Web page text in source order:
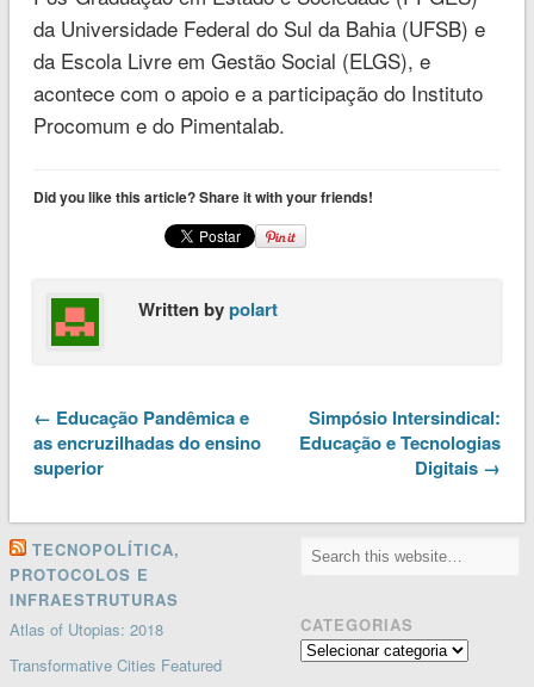
da Universidade Federal do Sul da Bahia (UFSB) e
da Escola Livre em Gestão Social (ELGS), e
acontece com o apoio e a participação do Instituto
Procomum e do Pimentalab.
Did you like this article? Share it with your friends!
Written bypolart
← Educação Pandêmica e
as encruzilhadas do ensino
superior
Simpósio Intersindical:
Educação e Tecnologias
Digitais →
TECNOPOLÍTICA,
PROTOCOLOS E
INFRAESTRUTURAS
Atlas of Utopias: 2018
Transformative Cities Featured
CATEGORIAS
Categorias